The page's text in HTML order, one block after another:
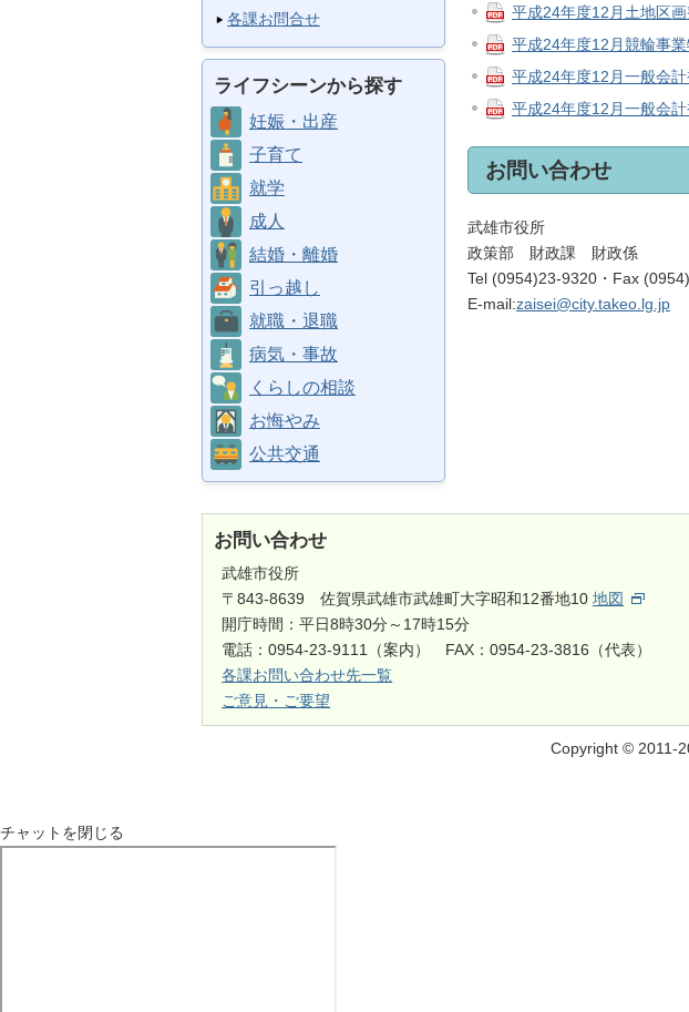
各課お問合せ
ライフシーンから探す
妊娠・出産
子育て
就学
成人
結婚・離婚
引っ越し
就職・退職
病気・事故
くらしの相談
お悔やみ
公共交通
平成24年度12月土地区
平成24年度12月競輪事
平成24年度12月一般会
平成24年度12月一般会
お問い合わせ
武雄市役所
政策部 財政課 財政係
Tel (0954)23-9320・Fax
E-mail:zaisei@city.takeo.lg.jp
お問い合わせ
武雄市役所
〒843-8639 佐賀県武雄市武雄町大字昭和12番地10地図
開庁時間：平日8時30分～17時15分
電話：0954-23-9111（案内） FAX：0954-23-3816（代表）
各課お問い合わせ先一覧
ご意見・ご要望
Copyright © 2011-
チャットを閉じる